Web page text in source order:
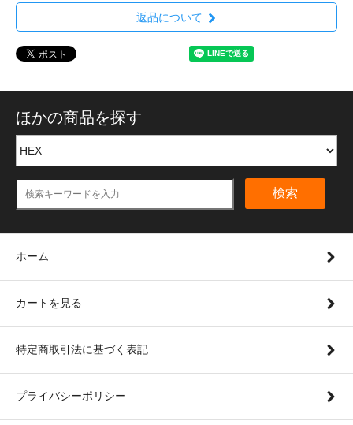
返品について
ほかの商品を探す
検索
ホーム
カートを見る
特定商取引法に基づく表記
プライバシーポリシー